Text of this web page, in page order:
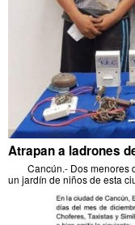
Atrapan a ladrones
Cancún.- Dos menores
un jardín de niños de esta